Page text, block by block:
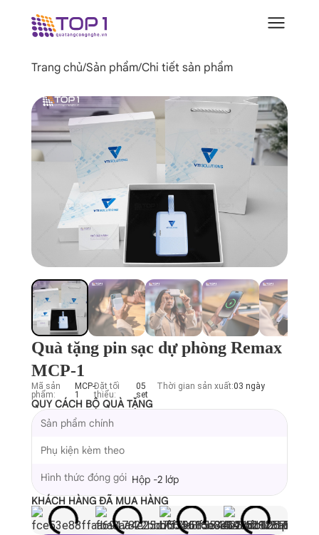
Trang chủ/Sản phẩm/Chi tiết sản phẩm
Quà tặng pin sạc dự phòng Remax
MCP-1
Mã sản
phẩm:
MCP-
1
Đặt tối
thiểu:
05
set
Thời gian sản xuất:03 ngày
QUY CÁCH BỘ QUÀ TẶNG
Sản phẩm chính
Phụ kiện kèm theo
Hình thức đóng gói Hộp -2 lớp
KHÁCH HÀNG ĐÃ MUA HÀNG